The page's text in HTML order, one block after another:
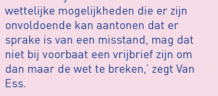
wettelijke mogelijkheden die er zijn
onvoldoende kan aantonen dat er
sprake is van een misstand, mag dat
niet bij voorbaat een vrijbrief zijn om
dan maar de wet te breken,’ zegt Van
Ess.